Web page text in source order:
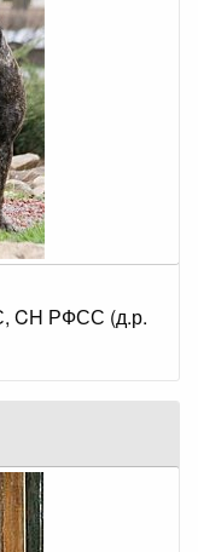
CH РФСС (д.р.